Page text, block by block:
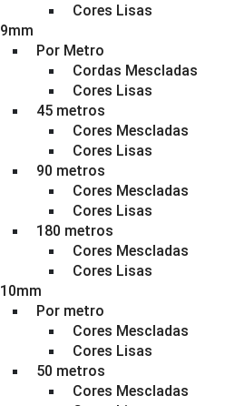
Cores Lisas
9mm
Por Metro
Cordas Mescladas
Cores Lisas
45 metros
Cores Mescladas
Cores Lisas
90 metros
Cores Mescladas
Cores Lisas
180 metros
Cores Mescladas
Cores Lisas
10mm
Por metro
Cores Mescladas
Cores Lisas
50 metros
Cores Mescladas